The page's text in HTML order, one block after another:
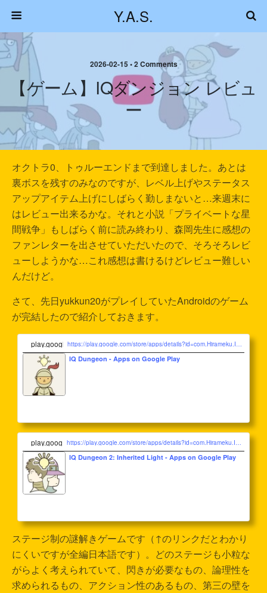
Y.A.S.
2026-02-15 • 2 Comments
【ゲーム】IQダンジョン レビュ
ー
オクトラ0、トゥルーエンドまで到達しました。あとは
裏ボスを残すのみなのですが、レベル上げやステータス
アップアイテム上げにしばらく勤しまないと…来週末に
はレビュー出来るかな。それと小説「プライベートな星
間戦争」もしばらく前に読み終わり、森岡先生に感想の
ファンレターを出させていただいたので、そろそろレビ
ューしようかな…これ感想は書けるけどレビュー難しい
んだけど。
さて、先日yukkun20がプレイしていたAndroidのゲーム
が完結したので紹介しておきます。
play.google.com https://play.google.com/store/apps/details?id=com.Hirameku.IQDungeon&#038;pcampaignid=web_share
IQ Dungeon - Apps on Google Play
play.google.com https://play.google.com/store/apps/details?id=com.Hirameku.IQDungeon2&#038;pcampaignid=web_share
IQ Dungeon 2: Inherited Light - Apps on Google Play
ステージ制の謎解きゲームです（↑のリンクだとわかり
にくいですが全編日本語です）。どのステージも小粒な
がらよく考えられていて、閃きが必要なもの、論理性を
求められるもの、アクション性のあるもの、第三の壁を